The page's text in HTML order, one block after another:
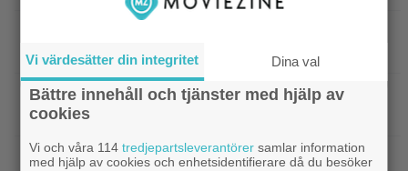
1961 fick fullpott
Klassiker|”Hajen” i topp när Empires läsare
korar tidernas 100 bästa filmer
Exklusivt|”Svärtan”-stjärnan Linus Rogsgård om
Vi värdesätter din integritet Dina val
Bättre innehåll och tjänster med hjälp av
cookies
Vi och våra 114tredjepartsleverantörer samlar information
med hjälp av cookies och enhetsidentifierare då du besöker